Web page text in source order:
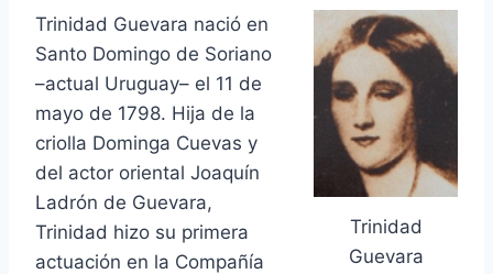
Trinidad
Guevara
Trinidad Guevara nació en
Santo Domingo de Soriano
–actual Uruguay– el 11 de
mayo de 1798. Hija de la
criolla Dominga Cuevas y
del actor oriental Joaquín
Ladrón de Guevara,
Trinidad hizo su primera
actuación en la Compañía